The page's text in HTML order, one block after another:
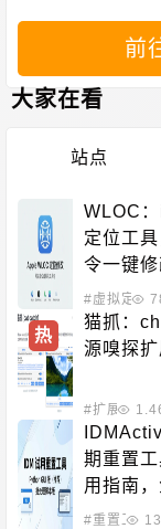
前
大家在看
站点
WLOC
定位工
令一键
网络定位
#虚拟定位
热
猫抓：
源嗅探
#扩展插件
期重置
用指南
激活方案
#重置工具13